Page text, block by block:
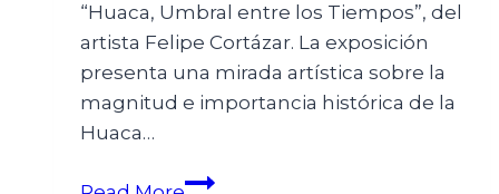
“Huaca, Umbral entre los Tiempos”, del
artista Felipe Cortázar. La exposición
presenta una mirada artística sobre la
magnitud e importancia histórica de la
Huaca…